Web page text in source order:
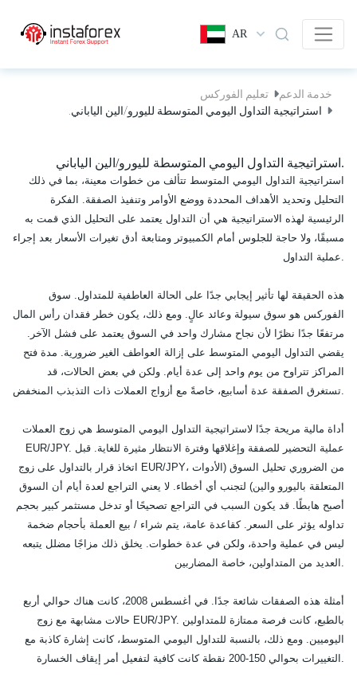
AR
خدمة الدعم
تعليم الفوركس
استراتيجية التداول اليومي المتوسطة لليورو/الين الياباني.
استراتيجية التداول اليومي المتوسطة لليورو/الين الياباني.
استراتيجية التداول اليومي المتوسط تتألف من خطوات معينة، بما في ذلك
التحليل وتحديد الأهداف المحددة ووضع الأوامر وتنفيذ الصفقة. الفكرة
الرئيسية لهذه الاستراتيجية هي أن التداول يعتمد على التحليل الذي قمت به
مسبقًا، ولا حاجة للجلوس أمام الكمبيوتر ومتابعة أدق تغيرات الأسعار بعد إجراء
عملية التداول.
هذه الحقيقة لها تأثير إيجابي جدًا على الحالة العاطفية للمتداول. سوق
الفوركس هو سوق سيولة وعائد عالٍ. ومع ذلك، يكون خطر فقدان رأس المال
مرتفعًا جدًا نظرًا لأن نجاح مشارك واحد في السوق يعتمد على فشل الآخر.
يقضي التداول اليومي المتوسط على إزالة العواطف الغير ضرورية. مدة فتح
المراكز تتراوح من يوم واحد إلى عدة أيام. ولكن في بعض الحالات، قد
تستغرق الصفقة عدة أسابيع، خاصةً مع أزواج العملات ذات التذبذب المنخفض.
أداة مالية مريحة جدًا لاستراتيجية التداول اليومي المتوسط هي زوج العملات
EUR/JPY. عملية التحضير للصفقة وإغلاقها وفترة الانتظار مثيرة للغاية. قبل
اتخاذ قرار بالتداول على زوج EUR/JPY، من الضروري تحليل السوق (الأدوات
المتعلقة باليورو والين) لتجنب أي أخطاء. لا يعني التراجع لعدة أيام أن السوق
أصبح هابطًا. قد يكون السبب في التراجع تصحيحًا أو تدخل مستثمر كبير بحجم
تداوله يؤثر على السعر. كقاعدة عامة، يتم شراء / بيع العملة بأحجام ضخمة
ليس في عملية واحدة، ولكن في عدة خطوات. يخلق ذلك مزاجًا مضلل يتبعه
العديد من المتداولين، خاصة المضاربين.
أمثلة هذه الصفقات شائعة جدًا. في أغسطس 2008، كانت هناك حوالي أربع
حالات مشابهة مع زوج EUR/JPY. بالطبع، كانت فرصة ممتازة للمتداولين
اليوميين. ومع ذلك، بالنسبة للتداول اليومي المتوسط، كانت إشارة كاذبة مع
التغييرات بحوالي 150-200 نقطة كانت كافية لتفعيل أمر إيقاف الخسارة.